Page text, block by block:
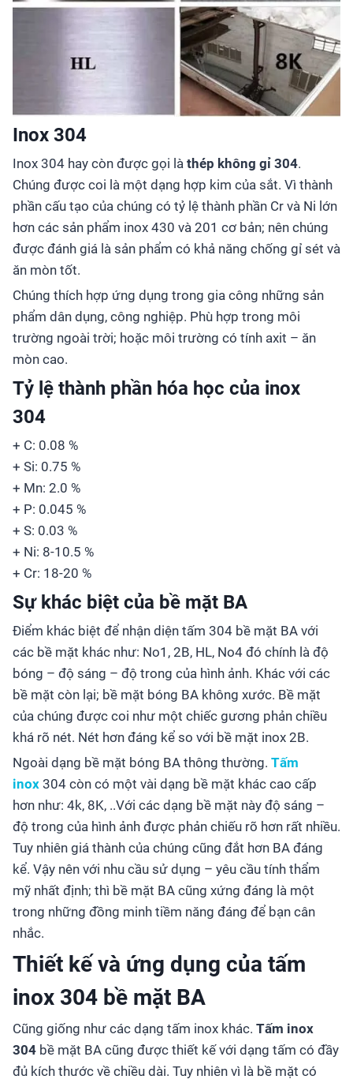
Inox 304
Inox 304 hay còn được gọi là thép không gỉ 304.
Chúng được coi là một dạng hợp kim của sắt. Vì thành
phần cấu tạo của chúng có tỷ lệ thành phần Cr và Ni lớn
hơn các sản phẩm inox 430 và 201 cơ bản; nên chúng
được đánh giá là sản phẩm có khả năng chống gỉ sét và
ăn mòn tốt.
Chúng thích hợp ứng dụng trong gia công những sản
phẩm dân dụng, công nghiệp. Phù hợp trong môi
trường ngoài trời; hoặc môi trường có tính axit – ăn
mòn cao.
Tỷ lệ thành phần hóa học của inox
304
+ C: 0.08 %
+ Si: 0.75 %
+ Mn: 2.0 %
+ P: 0.045 %
+ S: 0.03 %
+ Ni: 8-10.5 %
+ Cr: 18-20 %
Sự khác biệt của bề mặt BA
Điểm khác biệt để nhận diện tấm 304 bề mặt BA với
các bề mặt khác như: No1, 2B, HL, No4 đó chính là độ
bóng – độ sáng – độ trong của hình ảnh. Khác với các
bề mặt còn lại; bề mặt bóng BA không xước. Bề mặt
của chúng được coi như một chiếc gương phản chiều
khá rõ nét. Nét hơn đáng kể so với bề mặt inox 2B.
Ngoài dạng bề mặt bóng BA thông thường. Tấm
inox 304 còn có một vài dạng bề mặt khác cao cấp
hơn như: 4k, 8K, ..Với các dạng bề mặt này độ sáng –
độ trong của hình ảnh được phản chiếu rõ hơn rất nhiều.
Tuy nhiên giá thành của chúng cũng đắt hơn BA đáng
kể. Vậy nên với nhu cầu sử dụng – yêu cầu tính thẩm
mỹ nhất định; thì bề mặt BA cũng xứng đáng là một
trong những đồng minh tiềm năng đáng để bạn cân
nhắc.
Thiết kế và ứng dụng của tấm
inox 304 bề mặt BA
Cũng giống như các dạng tấm inox khác. Tấm inox
304 bề mặt BA cũng được thiết kế với dạng tấm có đầy
đủ kích thước về chiều dài. Tuy nhiên vì là bề mặt có